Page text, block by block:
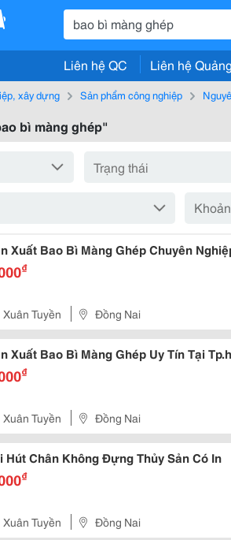
Liên hệ QC Liên hệ
xây dựng Sản phẩm công nghiệp
bì màng ghép"
Xuất Bao Bì Màng Ghép Chuyên
₫
Xuân Tuyền Đồng Nai
Xuất Bao Bì Màng Ghép Uy Tín Tại
₫
Xuân Tuyền Đồng Nai
Hút Chân Không Đựng Thủy Sản Có In
₫
Xuân Tuyền Đồng Nai